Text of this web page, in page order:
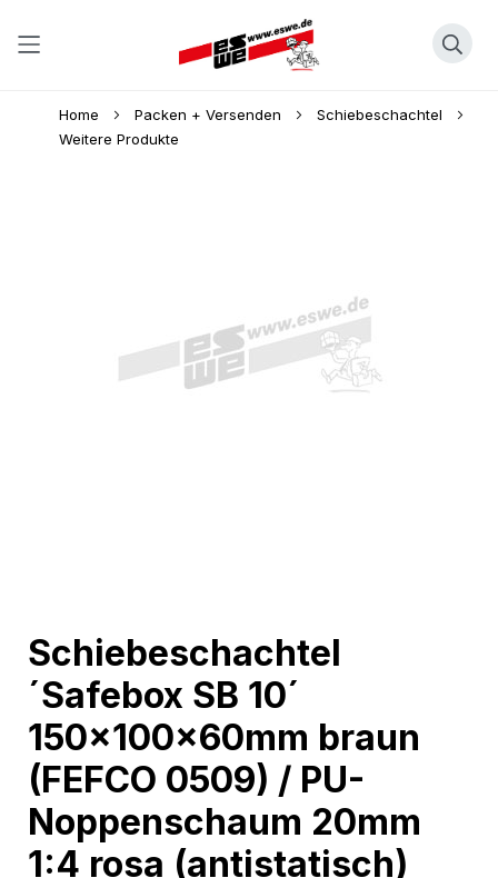
Home Packen + Versenden
Schiebeschachtel
Weitere Produkte
to
the
of
the
images
gallery
Schiebeschachtel
´Safebox SB 10´
150x100x60mm braun
(FEFCO 0509) / PU-
Noppenschaum 20mm
1:4 rosa (antistatisch)